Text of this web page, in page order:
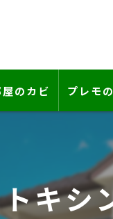
のカビ
壁紙下地防カビ工事
紙カビ・壁紙下地のカ
プレモ
床下の
建築中
漏水事故
キシ